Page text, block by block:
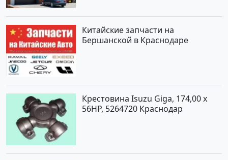
Китайские запчасти на
Бершанской в Краснодаре
Крестовина Isuzu Giga, 174,00 x
56HP, 5264720 Краснодар